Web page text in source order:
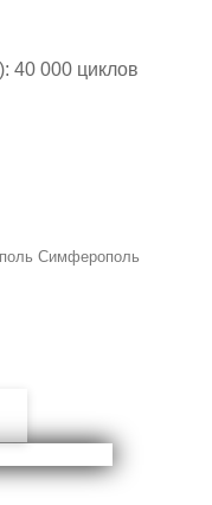
40 000 циклов
Симферополь